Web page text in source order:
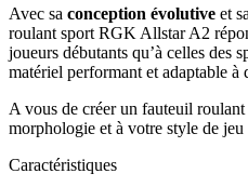
Avec sa conception évolutive et
roulant sport RGK Allstar A2
joueurs débutants qu’à celles des
matériel performant et adaptable à
A vous de créer un fauteuil
morphologie et à votre style de jeu
Caractéristiques